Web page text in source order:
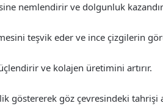
nemlendirir ve dolgunluk
teşvik eder ve ince çizgilerin
ve kolajen üretimini artırır.
göstererek göz çevresindeki tahrişi